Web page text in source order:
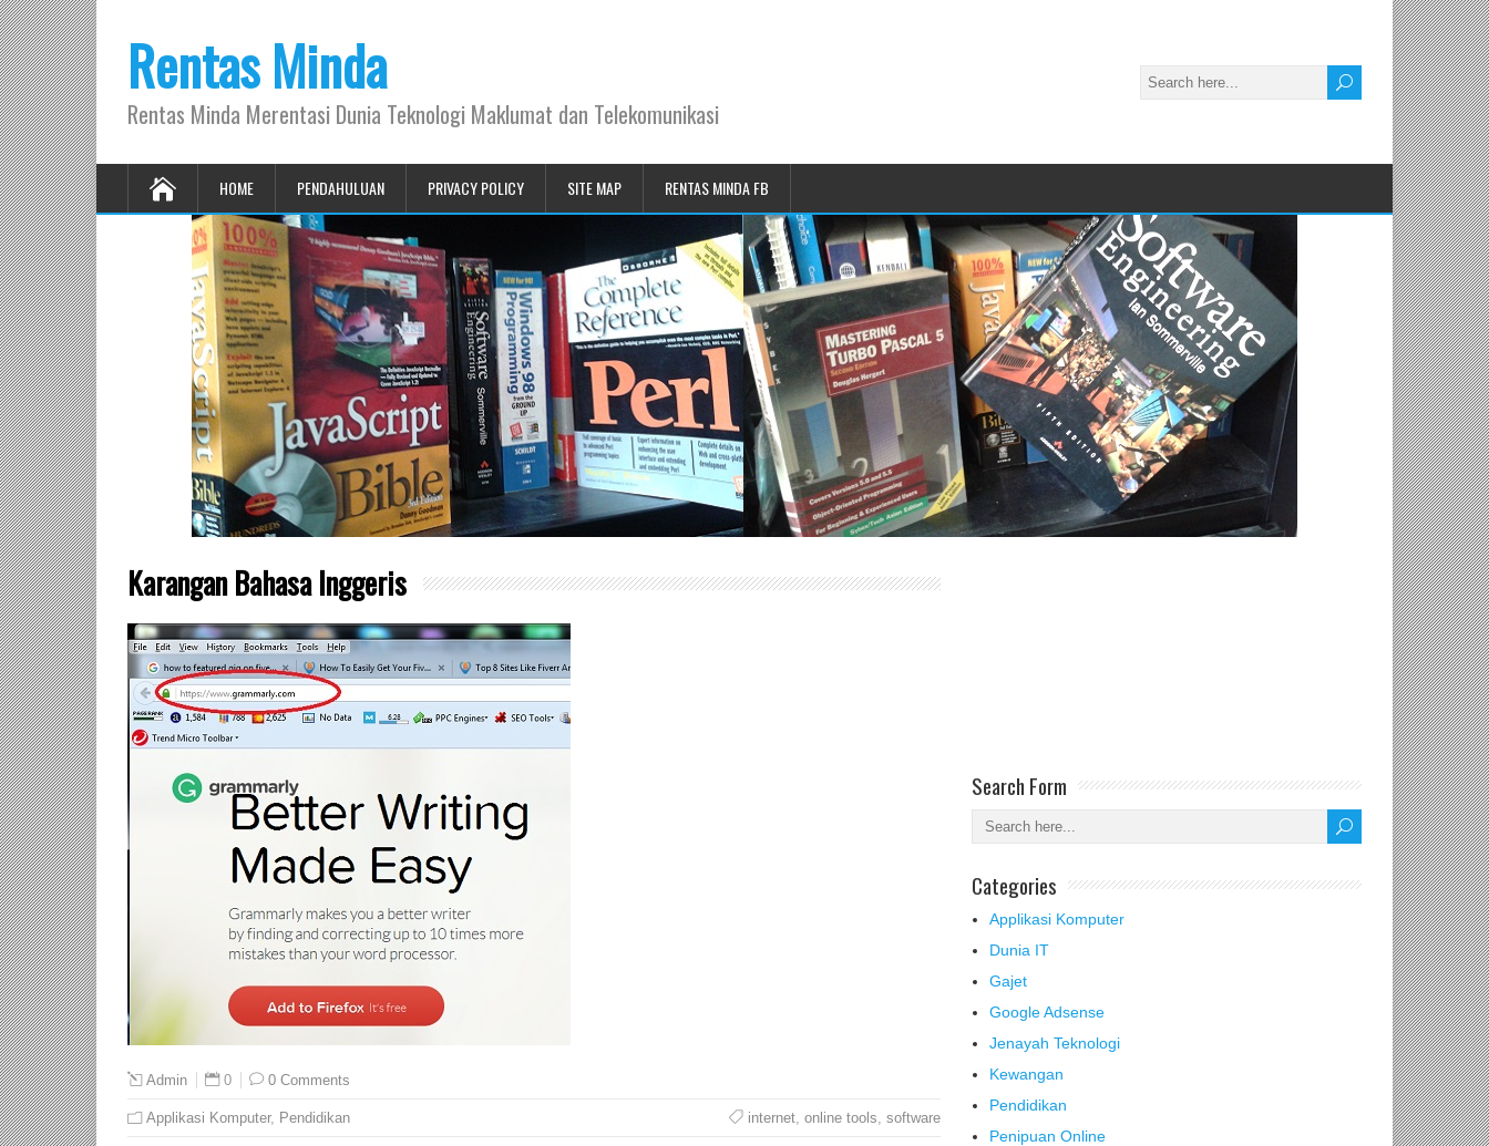
Rentas Minda
Rentas Minda Merentasi Dunia Teknologi Maklumat dan Telekomunikasi
HOME PENDAHULUAN PRIVACY POLICY SITE MAP RENTAS MINDA FB
Karangan Bahasa Inggeris
Admin 0 0 Comments
Applikasi Komputer, Pendidikan internet, online tools, software
Search Form
Categories
Applikasi Komputer
Dunia IT
Gajet
Google Adsense
Jenayah Teknologi
Kewangan
Pendidikan
Penipuan Online